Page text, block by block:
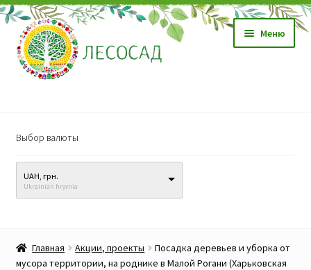
Перейти
к
навигации
Перейти
к
содержимому
Меню
Саженцы
Семена
меню
Прайс-лист
Выбор валюты
UAH, грн.
Ukrainian hryvnia
Главная Акции, проекты
Посадка деревьев и уборка от
мусора территории, на роднике в Малой Рогани (Харьковская